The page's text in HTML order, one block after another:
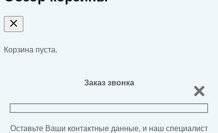
Корзина пуста.
Заказ звонка
Оставьте Ваши контактные данные, и наш специалист